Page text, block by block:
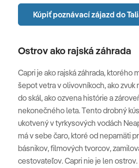
Kúpiť poznávací zájazd do
Ostrov ako rajská záhrada
Capri je ako rajská záhrada, ktorého
šepot vetra v olivovníkoch, ako zvuk
do skál, ako ozvena histórie a
nekonečného leta. Tento drobný
ukotvený v tyrkysových vodách
má v sebe čaro, ktoré od nepamäti
básnikov, filmových tvorcov,
cestovateľov. Capri nie je len